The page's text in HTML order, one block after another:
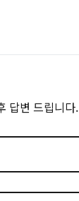
답변 드립니다.